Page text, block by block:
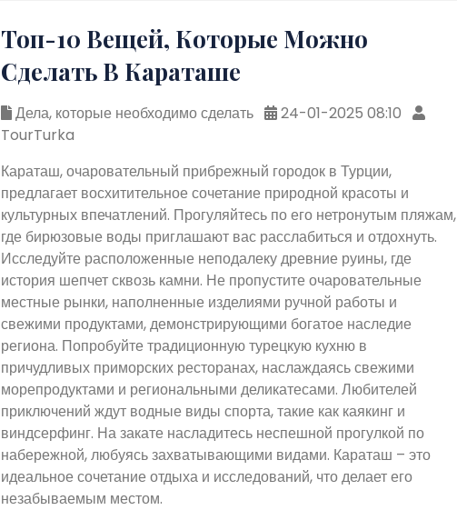
Топ-10 Вещей, Которые Можно
Сделать В Караташе
Дела, которые необходимо сделать
24-01-2025 08:10
TourTurka
Караташ, очаровательный прибрежный городок в Турции,
предлагает восхитительное сочетание природной красоты и
культурных впечатлений. Прогуляйтесь по его нетронутым пляжам,
где бирюзовые воды приглашают вас расслабиться и отдохнуть.
Исследуйте расположенные неподалеку древние руины, где
история шепчет сквозь камни. Не пропустите очаровательные
местные рынки, наполненные изделиями ручной работы и
свежими продуктами, демонстрирующими богатое наследие
региона. Попробуйте традиционную турецкую кухню в
причудливых приморских ресторанах, наслаждаясь свежими
морепродуктами и региональными деликатесами. Любителей
приключений ждут водные виды спорта, такие как каякинг и
виндсерфинг. На закате насладитесь неспешной прогулкой по
набережной, любуясь захватывающими видами. Караташ – это
идеальное сочетание отдыха и исследований, что делает его
незабываемым местом.